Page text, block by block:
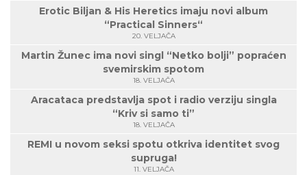
Erotic Biljan & His Heretics imaju novi album
“Practical Sinners“
20. VELJAČA
Martin Žunec ima novi singl “Netko bolji” popraćen
svemirskim spotom
18. VELJAČA
Aracataca predstavlja spot i radio verziju singla
“Kriv si samo ti”
18. VELJAČA
REMI u novom seksi spotu otkriva identitet svog
supruga!
11. VELJAČA